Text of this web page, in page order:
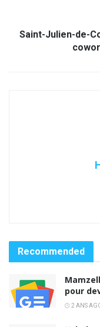
Saint-Julien-de-
Recommended
pour
2 ANS